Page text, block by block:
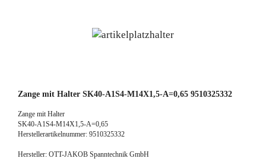
Zange mit Halter SK40-A1S4-M14X1,5-A=0,65 9510325332
Zange mit Halter
SK40-A1S4-M14X1,5-A=0,65
Herstellerartikelnummer: 9510325332
Hersteller: OTT-JAKOB Spanntechnik GmbH